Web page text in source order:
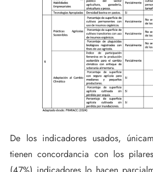
De los indicadores usados,
tienen concordancia con los